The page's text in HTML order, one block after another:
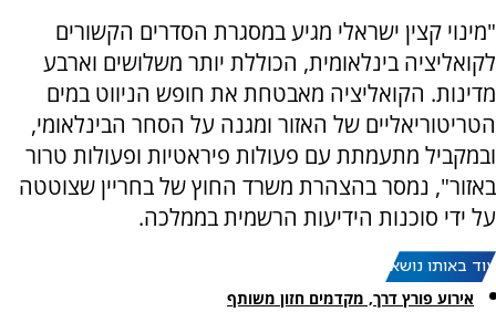
"מינוי קצין ישראלי מגיע במסגרת הסדרים הקשורים
לקואליציה בינלאומית, הכוללת יותר משלושים וארבע
מדינות. הקואליציה מאבטחת את חופש הניווט במים
הטריטוריאליים של האזור ומגנה על הסחר הבינלאומי,
ובמקביל מתעמתת עם פעולות פיראטיות ופעולות טרור
באזור", נמסר בהצהרת משרד החוץ של בחריין שצוטטה
על ידי סוכנות הידיעות הרשמית בממלכה.
עוד באותו נושא:
אירוע פורץ דרך, מקדמים חזון משותף